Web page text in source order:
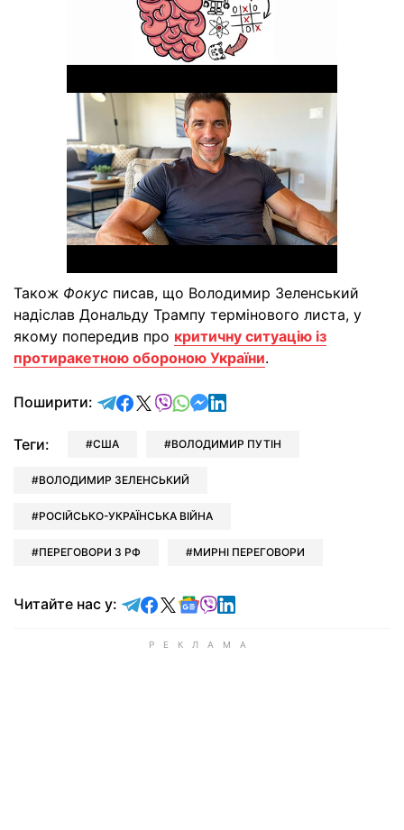
Також Фокус писав, що Володимир Зеленський
надіслав Дональду Трампу термінового листа, у
якому попередив про критичну ситуацію із
протиракетною обороною України.
Поширити: відправити у Telegram
поділитись у Facebook
поділитись у X
відправити у Viber
відправити у Whatsapp
відправити у Messenger
відправити у LinkedIn
Теги: США ВОЛОДИМИР ПУТІН
ВОЛОДИМИР ЗЕЛЕНСЬКИЙ
РОСІЙСЬКО-УКРАЇНСЬКА ВІЙНА
ПЕРЕГОВОРИ З РФ МИРНІ ПЕРЕГОВОРИ
Читайте нас у: Читайте у Telegram
Читайте у Facebook
Читайте у X
Читайте у Google news
Читайте у Viber
Читайте у LinkedIn